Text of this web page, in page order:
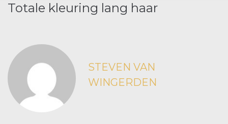
Totale kleuring lang haar
STEVEN VAN
WINGERDEN